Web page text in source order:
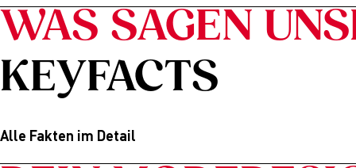
Du erwirbst alle nötigen Fähigkeiten, um selbst
mit der Gründung deiner eigenen Brand. Viele
Labels gegründet: Acne Studios, Marco Polo, MCQ
Marant, R13, Mulberry, J.W.Anderson, Iris van
Cinque, Mytheresa, H&M, Diesel.
Wenn du dich für die Arbeit im Modedesign
WAS SAGEN
KEYFACTS
Alle Fakten im Detail